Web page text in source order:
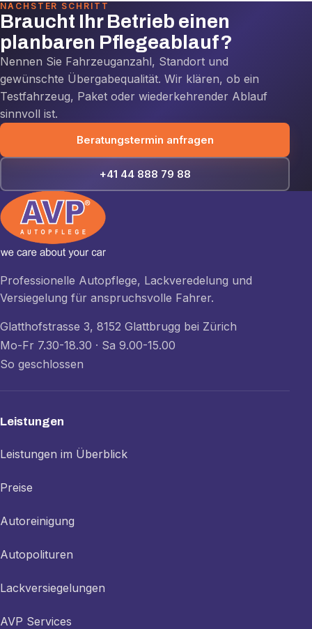
NÄCHSTER SCHRITT
Braucht Ihr Betrieb einen
planbaren Pflegeablauf?
Nennen Sie Fahrzeuganzahl, Standort und
gewünschte Übergabequalität. Wir klären, ob ein
Testfahrzeug, Paket oder wiederkehrender Ablauf
sinnvoll ist.
Beratungstermin anfragen
+41 44 888 79 88
Professionelle Autopflege, Lackveredelung und
Versiegelung für anspruchsvolle Fahrer.
Glatthofstrasse 3, 8152 Glattbrugg bei Zürich
Mo-Fr 7.30-18.30 · Sa 9.00-15.00
So geschlossen
Leistungen
Leistungen im Überblick
Preise
Autoreinigung
Autopolituren
Lackversiegelungen
AVP Services